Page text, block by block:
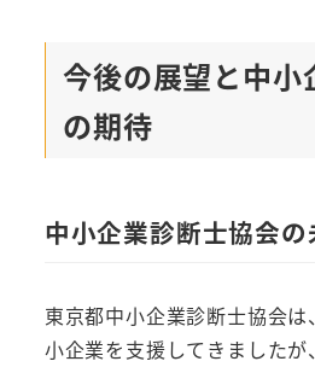
今後の展望と中小
の期待
中小企業診断士協会の
東京都中小企業診断士協会
小企業を支援してきました